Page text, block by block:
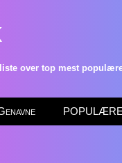
over top mest
POPULÆRE